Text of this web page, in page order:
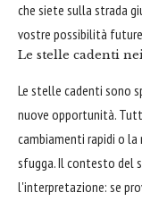
che siete sulla strada
vostre possibilità
Le stelle cadenti
Le stelle cadenti sono
nuove opportunità.
cambiamenti rapidi o la
sfugga. Il contesto del
l'interpretazione: se